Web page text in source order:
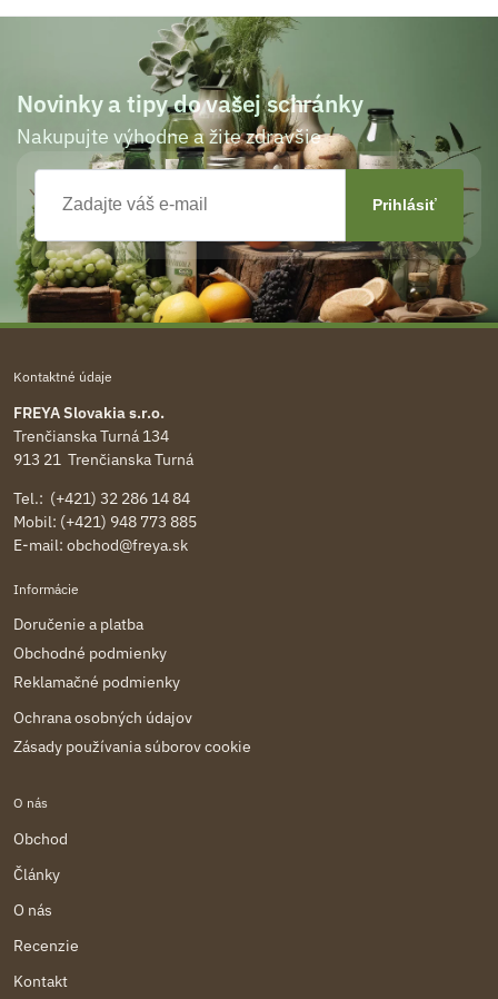
Novinky a tipy do vašej schránky
Nakupujte výhodne a žite zdravšie
Kontaktné údaje
FREYA Slovakia s.r.o.
Trenčianska Turná 134
913 21 Trenčianska Turná
Tel.: (+421) 32 286 14 84
Mobil: (+421) 948 773 885
E-mail: obchod@freya.sk
Informácie
Doručenie a platba
Obchodné podmienky
Reklamačné podmienky
Ochrana osobných údajov
Zásady používania súborov cookie
O nás
Obchod
Články
O nás
Recenzie
Kontakt